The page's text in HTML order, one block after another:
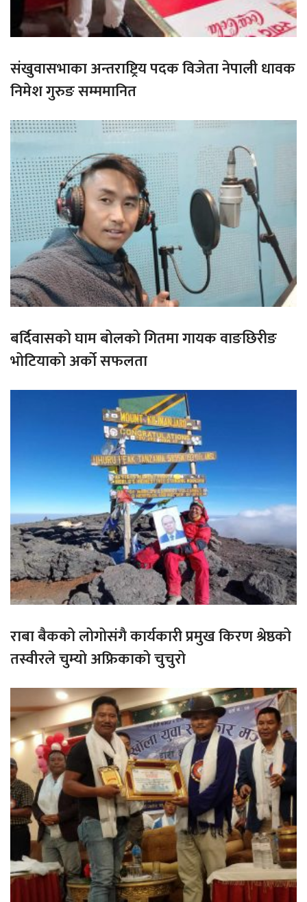
संखुवासभाका अन्तराष्ट्रिय पदक विजेता नेपाली धावक
निमेश गुरुङ सम्ममानित
बर्दिवासको घाम बोलको गितमा गायक वाङछिरीङ
भोटियाको अर्को सफलता
राबा बैकको लोगोसंगै कार्यकारी प्रमुख किरण श्रेष्ठको
तस्वीरले चुम्यो अफ्रिकाको चुचुरो